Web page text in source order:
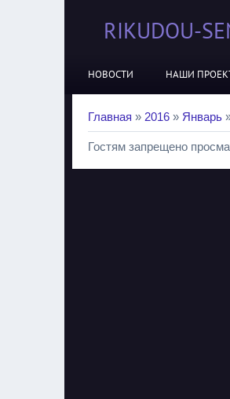
RIKUDOU-
НОВОСТИ НАШИ
Главная » 2016 » Январь
Гостям запрещено